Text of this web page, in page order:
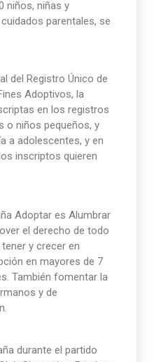
niños, niñas y
parentales, se
del Registro Único de
Adoptivos, la
en los registros
o niños pequeños, y
a adolescentes, y en
inscriptos quieren
Adoptar es Alumbrar
el derecho de todo
y crecer en
en mayores de 7
También fomentar la
y de
durante el partido